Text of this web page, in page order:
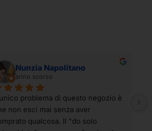
Nunzia Napolitano
anno scorso
problema di questo negozio è
non esci mai senza aver
qualcosa. Il "do solo